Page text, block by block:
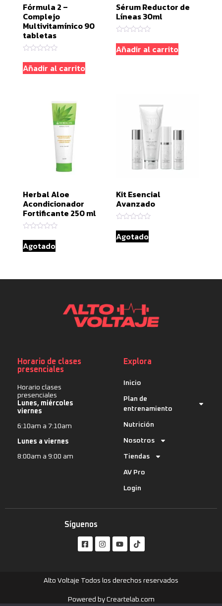
Fórmula 2 –
Complejo
Multivitamínico 90
tabletas
con
0
Añadir al carrito
Sérum Reductor de
Líneas 30ml
con
0
Añadir al carrito
Herbal Aloe
Acondicionador
Fortificante 250 ml
con
0
Agotado
Kit Esencial
Avanzado
con
0
Agotado
Horario de clases
presenciales
Horario clases
presenciales
Lunes, miércoles
viernes
6:10am a 7:10am
Lunes a viernes
8:00am a 9:00 am
Explora
Inicio
Plan de
entrenamiento
Nutrición
Nosotros
Tiendas
AV Pro
Login
Síguenos
Alto Voltaje Todos los derechos reservados
Powered by Creartelab.com